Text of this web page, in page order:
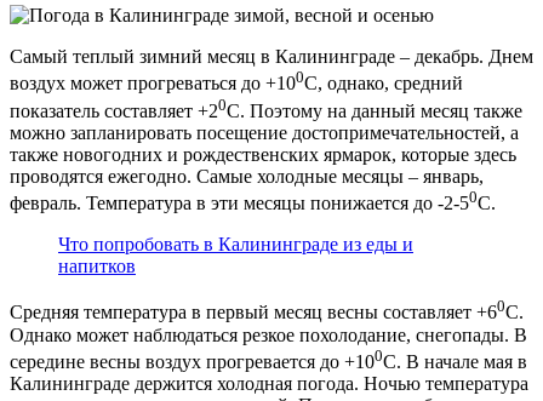
Самый теплый зимний месяц в Калининграде – декабрь. Днем
воздух может прогреваться до +100С, однако, средний
показатель составляет +20С. Поэтому на данный месяц также
можно запланировать посещение достопримечательностей, а
также новогодних и рождественских ярмарок, которые здесь
проводятся ежегодно. Самые холодные месяцы – январь,
февраль. Температура в эти месяцы понижается до -2-50С.
Что попробовать в Калининграде из еды и
напитков
Средняя температура в первый месяц весны составляет +60С.
Однако может наблюдаться резкое похолодание, снегопады. В
середине весны воздух прогревается до +100С. В начале мая в
Калининграде держится холодная погода. Ночью температура